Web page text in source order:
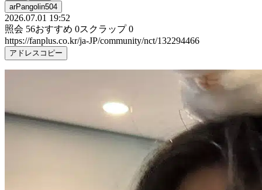
arPangolin504
2026.07.01 19:52
照会 56おすすめ 0スクラップ 0
https://fanplus.co.kr/ja-JP/community/nct/132294466
アドレスコピー